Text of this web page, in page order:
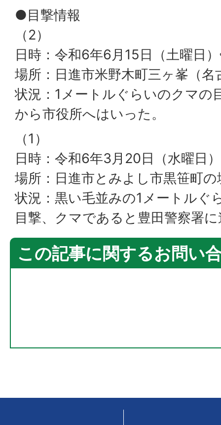
●目撃情報
（2）
日時：令和6年6月15日（土曜日
場所：日進市米野木町三ヶ峯（名
状況：1メートルぐらいのクマの
から市役所へはいった。
（1）
日時：令和6年3月20日（水曜日
場所：日進市とみよし市黒笹町
状況：黒い毛並みの1メートルぐ
目撃、クマであると豊田警察署
この記事に関するお問い